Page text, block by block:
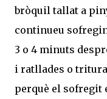
bròquil tallat a
continueu
3 o 4 minuts
i ratllades o
perquè el sofregit